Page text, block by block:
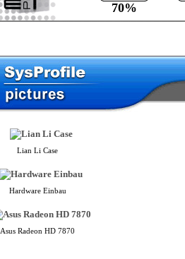
70%
Lian Li Case
Hardware Einbau
Asus Radeon HD 7870